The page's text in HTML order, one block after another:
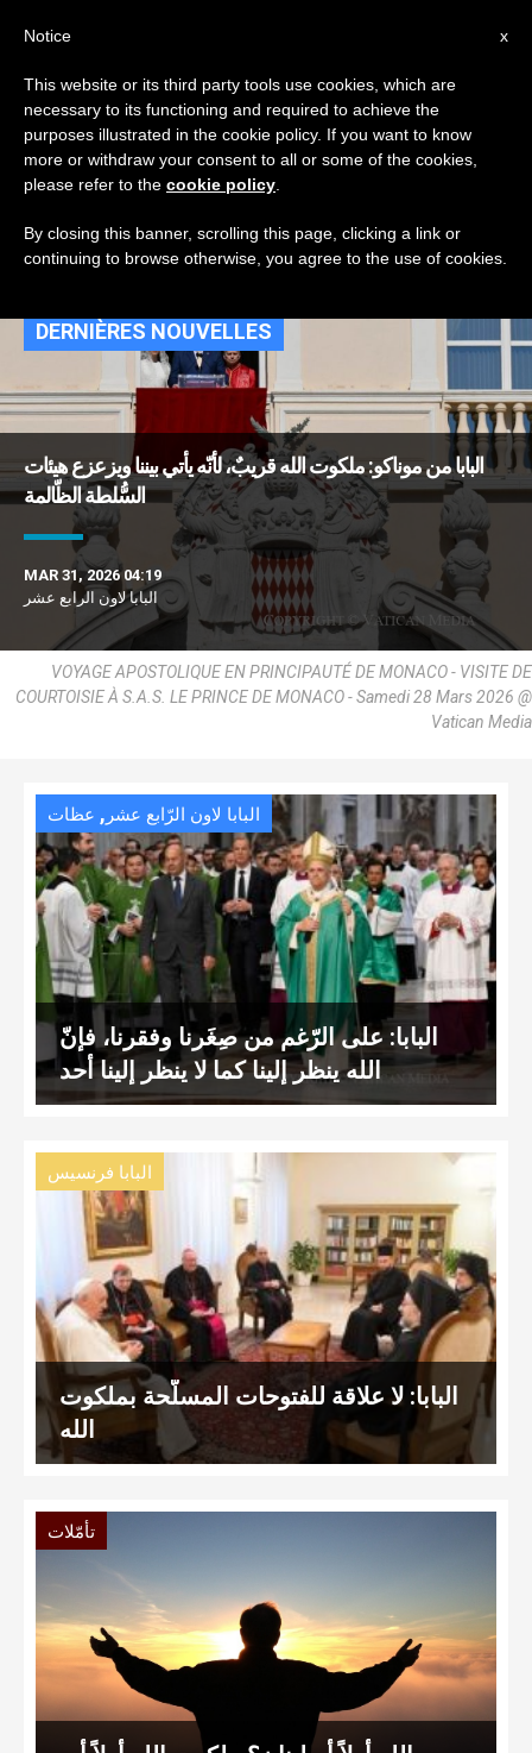
TAG
Posts Tagged
‘الملكوت’
DERNIÈRES NOUVELLES
البابا من موناكو: ملكوت الله قريبٌ، لأنّه يأتي بيننا ويزعزع هيئات
السُّلطة الظّالمة
MAR 31, 2026 04:19
البابا لاون الرابع عشر
VOYAGE APOSTOLIQUE EN PRINCIPAUTÉ DE MONACO - VISITE DE
COURTOISIE À S.A.S. LE PRINCE DE MONACO - Samedi 28 Mars 2026 @
Vatican Media
البابا لاون الرّابع عشر , عظات
البابا: على الرّغم من صِغَرنا وفقرنا، فإنّ
الله ينظر إلينا كما لا ينظر إلينا أحد
البابا فرنسيس
البابا: لا علاقة للفتوحات المسلّحة بملكوت
الله
تأمّلات
x
Notice
This website or its third party tools use cookies, which are
necessary to its functioning and required to achieve the
purposes illustrated in the cookie policy. If you want to know
more or withdraw your consent to all or some of the cookies,
please refer to the cookie policy
By closing this banner, scrolling this page, clicking a link or
continuing to browse otherwise, you agree to the use of cookies.